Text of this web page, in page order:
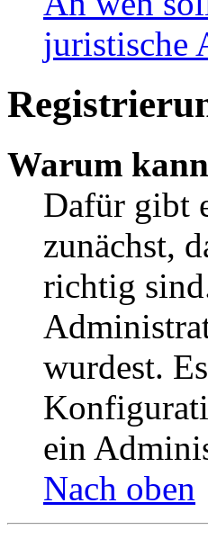
juristische
Warum
Dafür gibt
zunächst,
richtig
wurdest.
ein
Nach oben